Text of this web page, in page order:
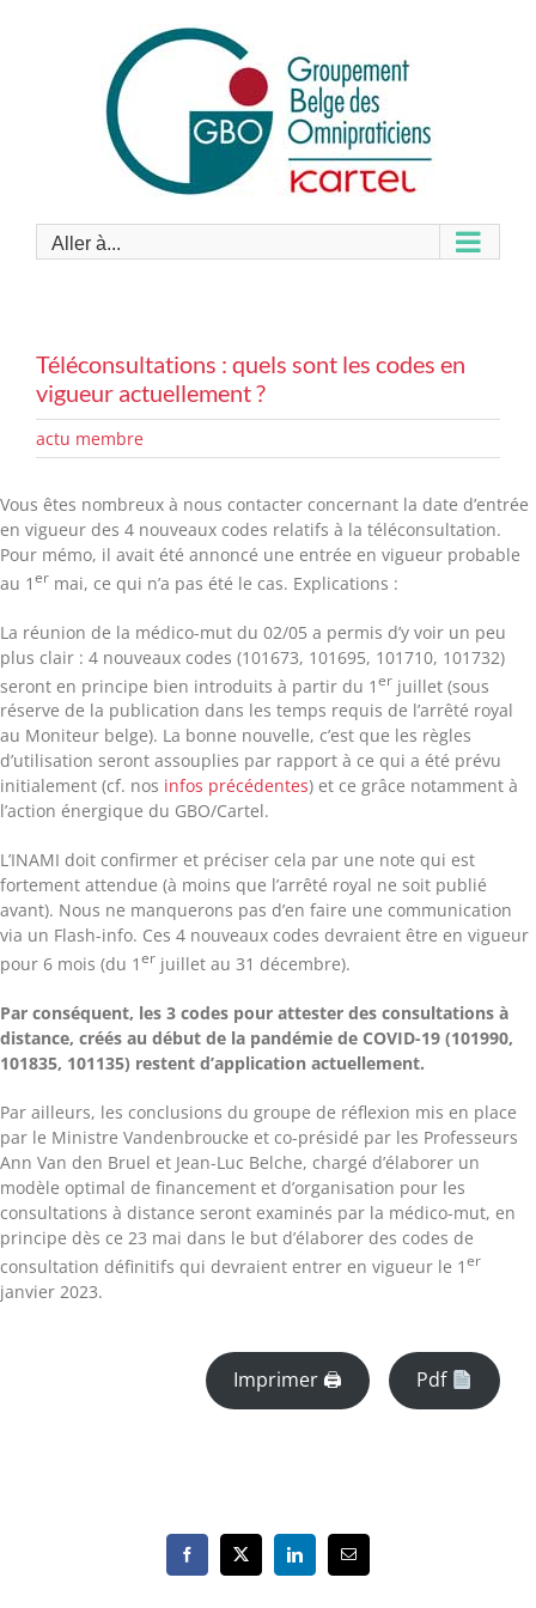
Aller à...
Téléconsultations : quels sont les codes en
vigueur actuellement ?
actu membre
Vous êtes nombreux à nous contacter concernant la date d’entrée
en vigueur des 4 nouveaux codes relatifs à la téléconsultation.
Pour mémo, il avait été annoncé une entrée en vigueur probable
au 1 ermai, ce qui n’a pas été le cas. Explications :
La réunion de la médico-mut du 02/05 a permis d’y voir un peu
plus clair : 4 nouveaux codes (101673, 101695, 101710, 101732)
seront en principe bien introduits à partir du 1 erjuillet (sous
réserve de la publication dans les temps requis de l’arrêté royal
au Moniteur belge). La bonne nouvelle, c’est que les règles
d’utilisation seront assouplies par rapport à ce qui a été prévu
initialement (cf. nos infos précédentes) et ce grâce notamment à
l’action énergique du GBO/Cartel.
L’INAMI doit confirmer et préciser cela par une note qui est
fortement attendue (à moins que l’arrêté royal ne soit publié
avant). Nous ne manquerons pas d’en faire une communication
via un Flash-info. Ces 4 nouveaux codes devraient être en vigueur
pour 6 mois (du 1 erjuillet au 31 décembre).
Par conséquent, les 3 codes pour attester des consultations à
distance, créés au début de la pandémie de COVID-19 (101990,
101835, 101135) restent d’application actuellement.
Par ailleurs, les conclusions du groupe de réflexion mis en place
par le Ministre Vandenbroucke et co-présidé par les Professeurs
Ann Van den Bruel et Jean-Luc Belche, chargé d’élaborer un
modèle optimal de financement et d’organisation pour les
consultations à distance seront examinés par la médico-mut, en
principe dès ce 23 mai dans le but d’élaborer des codes de
consultation définitifs qui devraient entrer en vigueur le 1 er
janvier 2023.
Imprimer 🖨 Pdf
Facebook
X LinkedInEmail